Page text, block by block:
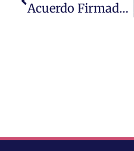
Acuerdo Firmado Por Consejo General De Colegios De Químicos Y El Grupo Metrodora